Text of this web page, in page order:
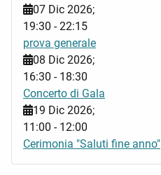
07 Dic 2026;
19:30 -22:15
prova generale
08 Dic 2026;
16:30 - 18:30
Concerto di Gala
19 Dic 2026;
11:00 - 12:00
Cerimonia "Saluti fine anno"